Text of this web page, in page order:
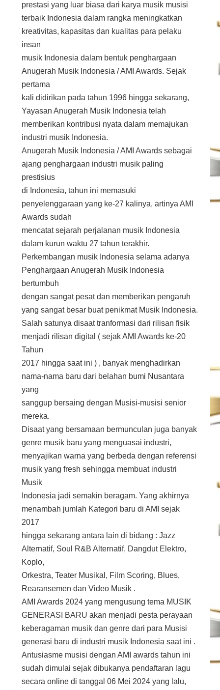
prestasi yang luar biasa dari karya musik musisi
terbaik Indonesia dalam rangka meningkatkan
kreativitas, kapasitas dan kualitas para pelaku
insan
musik Indonesia dalam bentuk penghargaan
Anugerah Musik Indonesia / AMI Awards. Sejak
pertama
kali didirikan pada tahun 1996 hingga sekarang,
Yayasan Anugerah Musik Indonesia telah
memberikan kontribusi nyata dalam memajukan
industri musik Indonesia.
Anugerah Musik Indonesia / AMI Awards sebagai
ajang penghargaan industri musik paling
prestisius
di Indonesia, tahun ini memasuki
penyelenggaraan yang ke-27 kalinya, artinya AMI
Awards sudah
mencatat sejarah perjalanan musik Indonesia
dalam kurun waktu 27 tahun terakhir.
Perkembangan musik Indonesia selama adanya
Penghargaan Anugerah Musik Indonesia
bertumbuh
dengan sangat pesat dan memberikan pengaruh
yang sangat besar buat penikmat Musik Indonesia.
Salah satunya disaat tranformasi dari rilisan fisik
menjadi rilisan digital ( sejak AMI Awards ke-20
Tahun
2017 hingga saat ini ) , banyak menghadirkan
nama-nama baru dari belahan bumi Nusantara
yang
sanggup bersaing dengan Musisi-musisi senior
mereka.
Disaat yang bersamaan bermunculan juga banyak
genre musik baru yang menguasai industri,
menyajikan warna yang berbeda dengan referensi
musik yang fresh sehingga membuat industri
Musik
Indonesia jadi semakin beragam. Yang akhirnya
menambah jumlah Kategori baru di AMI sejak
2017
hingga sekarang antara lain di bidang : Jazz
Alternatif, Soul R&B Alternatif, Dangdut Elektro,
Koplo,
Orkestra, Teater Musikal, Film Scoring, Blues,
Rearansemen dan Video Musik .
AMI Awards 2024 yang mengusung tema MUSIK
GENERASI BARU akan menjadi pesta perayaan
keberagaman musik dan genre dari para Musisi
generasi baru di industri musik Indonesia saat ini .
Antusiasme musisi dengan AMI awards tahun ini
sudah dimulai sejak dibukanya pendaftaran lagu
secara online di tanggal 06 Mei 2024 yang lalu,